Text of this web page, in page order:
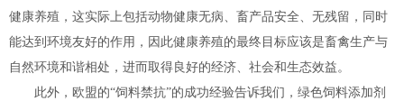
健康养殖，这实际上包括动物健康无病、畜产品安全、无残留，同时
能达到环境友好的作用，因此健康养殖的最终目标应该是畜禽生产与
自然环境和谐相处，进而取得良好的经济、社会和生态效益。
此外，欧盟的“饲料禁抗”的成功经验告诉我们，绿色饲料添加剂